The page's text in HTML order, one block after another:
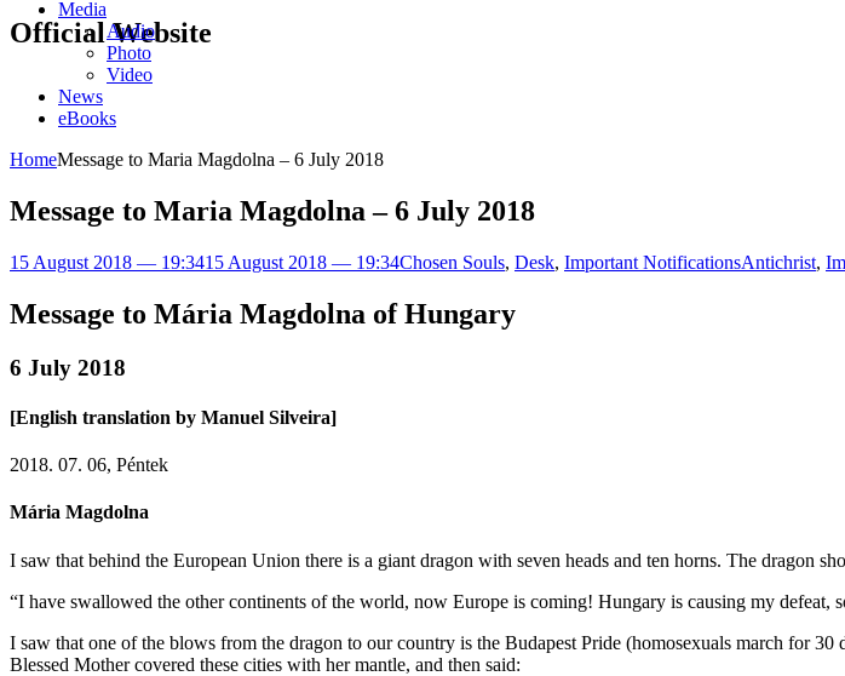
Official Website
Media
Audio
Photo
Video
News
eBooks
HomeMessage to Maria Magdolna – 6 July 2018
Message to Maria Magdolna – 6 July 2018
15 August 2018 — 19:3415 August 2018 — 19:34Chosen Souls, Desk, Important NotificationsAntichrist,
Message to Mária Magdolna of Hungary
6 July 2018
[English translation by Manuel Silveira]
2018. 07. 06, Péntek
Mária Magdolna
I saw that behind the European Union there is a giant dragon with seven heads and ten horns. The dragon
“I have swallowed the other continents of the world, now Europe is coming! Hungary is causing my defeat,
I saw that one of the blows from the dragon to our country is the Budapest Pride (homosexuals march for
Blessed Mother covered these cities with her mantle, and then said: